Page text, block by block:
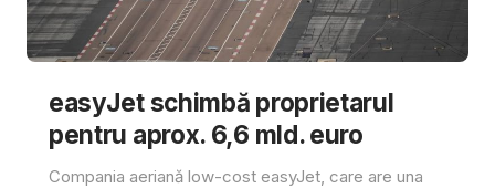
easyJet schimbă proprietarul
pentru aprox. 6,6 mld. euro
Compania aeriană low-cost easyJet, care are una